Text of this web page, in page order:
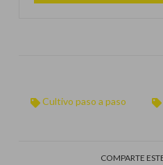
Cultivo paso a paso
COMPARTE